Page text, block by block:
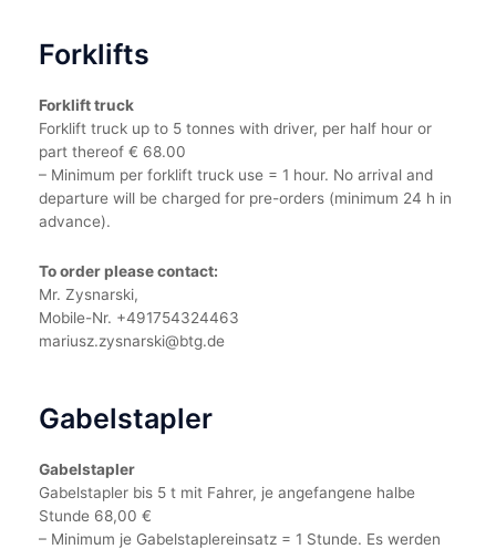
Forklifts
Forklift truck
Forklift truck up to 5 tonnes with driver, per half hour or
part thereof € 68.00
– Minimum per forklift truck use = 1 hour. No arrival and
departure will be charged for pre-orders (minimum 24 h in
advance).
To order please contact:
Mr. Zysnarski,
Mobile-Nr. +491754324463
mariusz.zysnarski@btg.de
Gabelstapler
Gabelstapler
Gabelstapler bis 5 t mit Fahrer, je angefangene halbe
Stunde 68,00 €
– Minimum je Gabelstaplereinsatz = 1 Stunde. Es werden